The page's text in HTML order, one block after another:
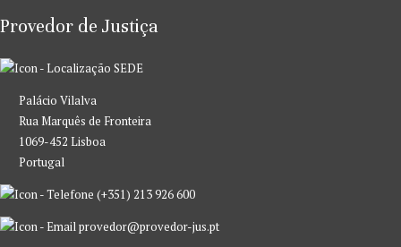
Provedor de Justiça
SEDE
Palácio Vilalva
Rua Marquês de Fronteira
1069-452 Lisboa
Portugal
(+351) 213 926 600
provedor@provedor-jus.pt